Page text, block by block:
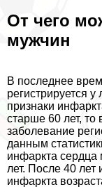
От чего
мужчин
В последнее
регистрируется
признаки
старше 60 лет, то
заболевание
данным
инфаркта сердца
лет. После 40 лет
инфаркта